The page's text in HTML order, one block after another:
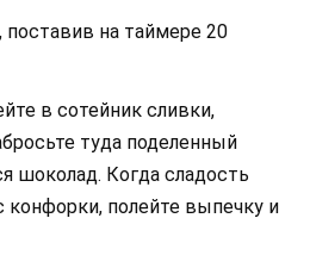
поставив на таймере 20
в сотейник сливки,
туда поделенный
шоколад. Когда сладость
конфорки, полейте выпечку и